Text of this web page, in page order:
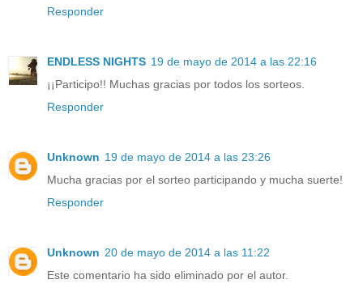
Responder
ENDLESS NIGHTS 19 de mayo de 2014 a las 22:16
¡¡Participo!! Muchas gracias por todos los sorteos.
Responder
Unknown 19 de mayo de 2014 a las 23:26
Mucha gracias por el sorteo participando y mucha suerte!
Responder
Unknown 20 de mayo de 2014 a las 11:22
Este comentario ha sido eliminado por el autor.